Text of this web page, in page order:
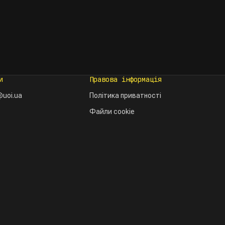
Правова інформація
Політика приватності
Файли cookie